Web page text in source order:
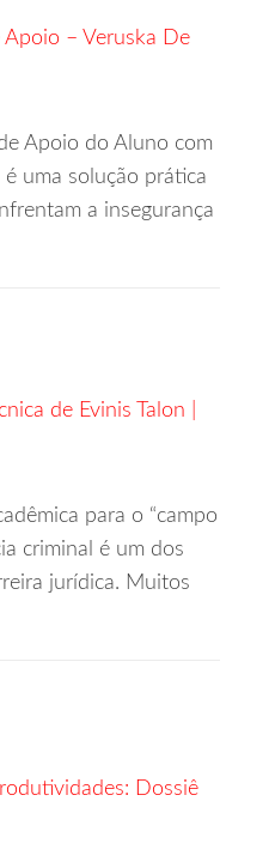
– Veruska De
Apoio do Aluno com
uma solução prática
a insegurança
de Evinis Talon |
para o “campo
criminal é um dos
jurídica. Muitos
Dossiê